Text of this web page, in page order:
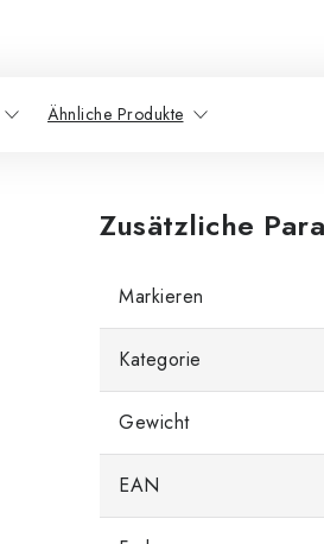
Ähnliche Produkte
Zusätzliche
Markieren
Kategorie
Gewicht
EAN